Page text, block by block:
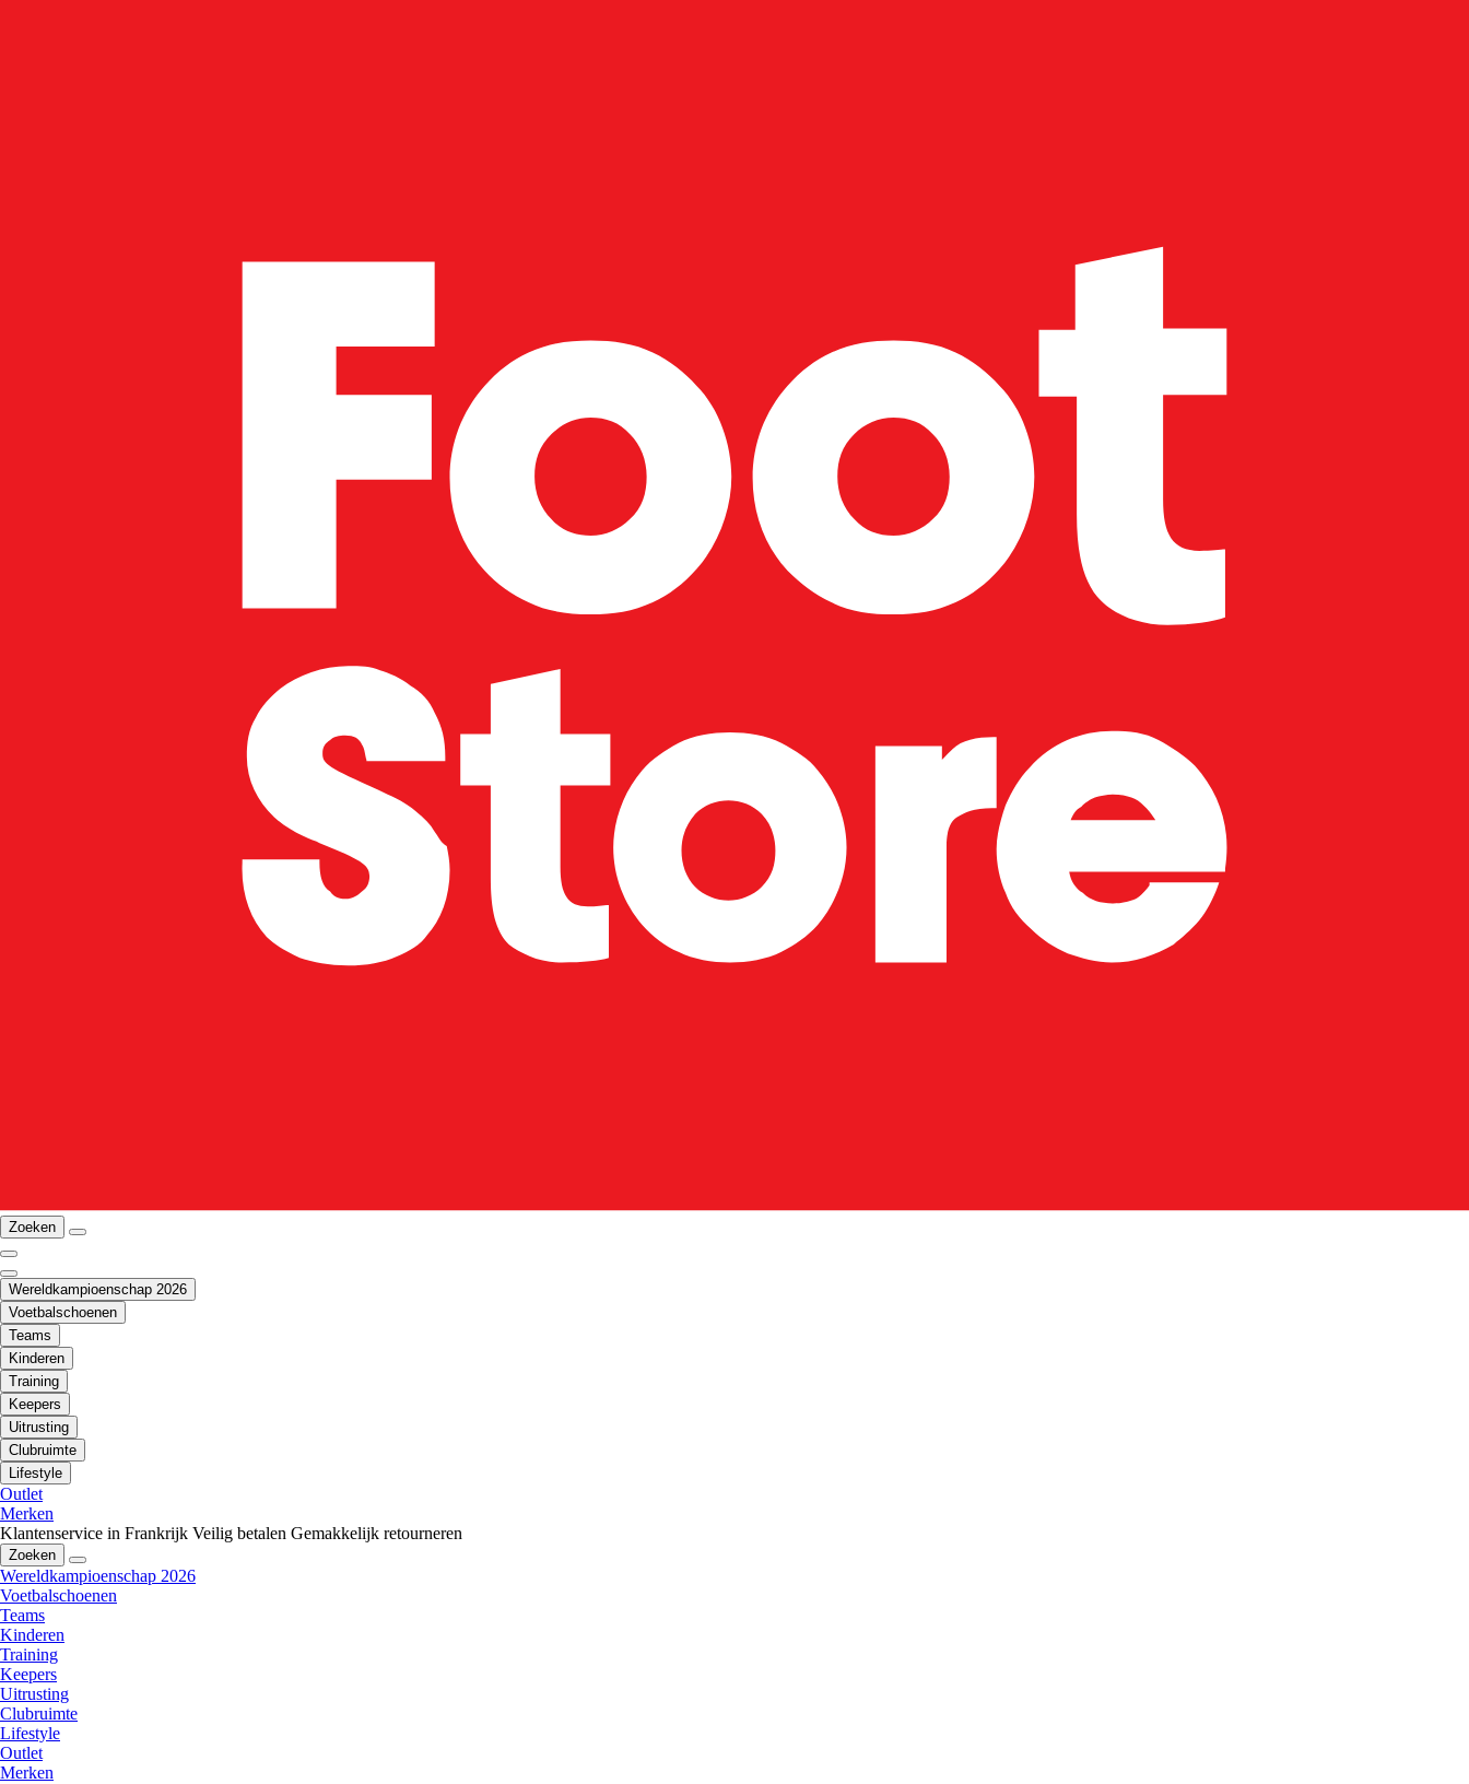
Zoeken
Wereldkampioenschap 2026
Voetbalschoenen
Teams
Kinderen
Training
Keepers
Uitrusting
Clubruimte
Lifestyle
Outlet
Merken
Klantenservice in Frankrijk Veilig betalen Gemakkelijk retourneren
Zoeken
Wereldkampioenschap 2026
Voetbalschoenen
Teams
Kinderen
Training
Keepers
Uitrusting
Clubruimte
Lifestyle
Outlet
Merken